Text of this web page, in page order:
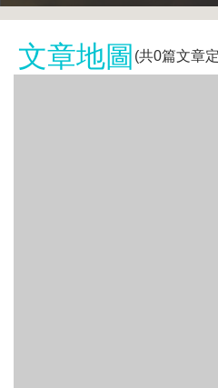
文章地圖 (共0篇文章